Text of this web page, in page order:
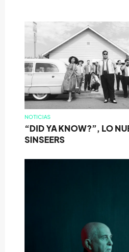
NOTICIAS
“DID YA KNOW?”, LO
SINSEERS